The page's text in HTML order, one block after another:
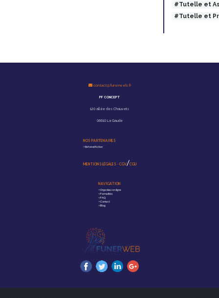
#Tutelle et
#Tutelle et
contact@funerweb.fr
PF CONCEPT
120 allée des Chauvets
06610 La Gaude
NOS PARTENAIRES
>Reforest'Action
MENTIONS LÉGALES - CGV/CGU
NAVIGATION
>Organisez en ligne
>Formalités
>FAQ
>Contact
>Blog